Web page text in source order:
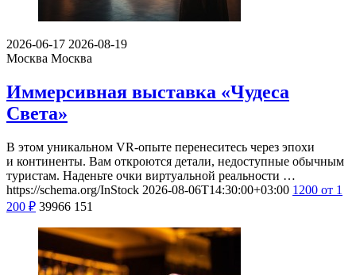
2026-06-17 2026-08-19
Москва Москва
Иммерсивная выставка «Чудеса
Света»
В этом уникальном VR-опыте перенеситесь через эпохи
и континенты. Вам откроются детали, недоступные обычным
туристам. Наденьте очки виртуальной реальности …
https://schema.org/InStock 2026-08-06T14:30:00+03:00 1200 от 1
200 ₽ 39966 151